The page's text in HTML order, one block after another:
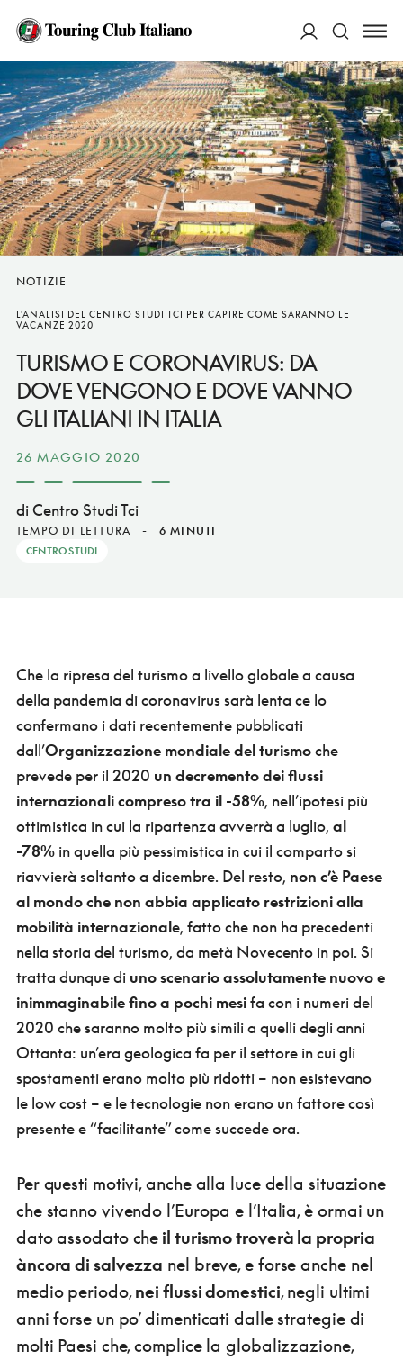
Cerca
NOTIZIE
L'ANALISI DEL CENTRO STUDI TCI PER CAPIRE COME SARANNO LE
VACANZE 2020
TURISMO E CORONAVIRUS: DA
DOVE VENGONO E DOVE VANNO
GLI ITALIANI IN ITALIA
26 MAGGIO 2020
di Centro Studi Tci
TEMPO DI LETTURA - 6 MINUTI
CENTRO STUDI
Che la ripresa del turismo a livello globale a causa
della pandemia di coronavirus sarà lenta ce lo
confermano i dati recentemente pubblicati
dall’Organizzazione mondiale del turismoche
prevede per il 2020 un decremento dei flussi
internazionali compreso tra il -58%, nell’ipotesi più
ottimistica in cui la ripartenza avverrà a luglio, al
-78%in quella più pessimistica in cui il comparto si
riavvierà soltanto a dicembre. Del resto, non c’è Paese
al mondo che non abbia applicato restrizioni alla
mobilità internazionale, fatto che non ha precedenti
nella storia del turismo, da metà Novecento in poi. Si
tratta dunque di uno scenario assolutamente nuovo e
inimmaginabile fino a pochi mesifa con i numeri del
2020 che saranno molto più simili a quelli degli anni
Ottanta: un’era geologica fa per il settore in cui gli
spostamenti erano molto più ridotti – non esistevano
le low cost – e le tecnologie non erano un fattore così
presente e “facilitante” come succede ora.
Per questi motivi, anche alla luce della situazione
che stanno vivendo l’Europa e l’Italia, è ormai un
dato assodato che il turismo troverà la propria
àncora di salvezza nel breve, e forse anche nel
medio periodo,nei flussi domestici, negli ultimi
anni forse un po’ dimenticati dalle strategie di
molti Paesi che, complice la globalizzazione,